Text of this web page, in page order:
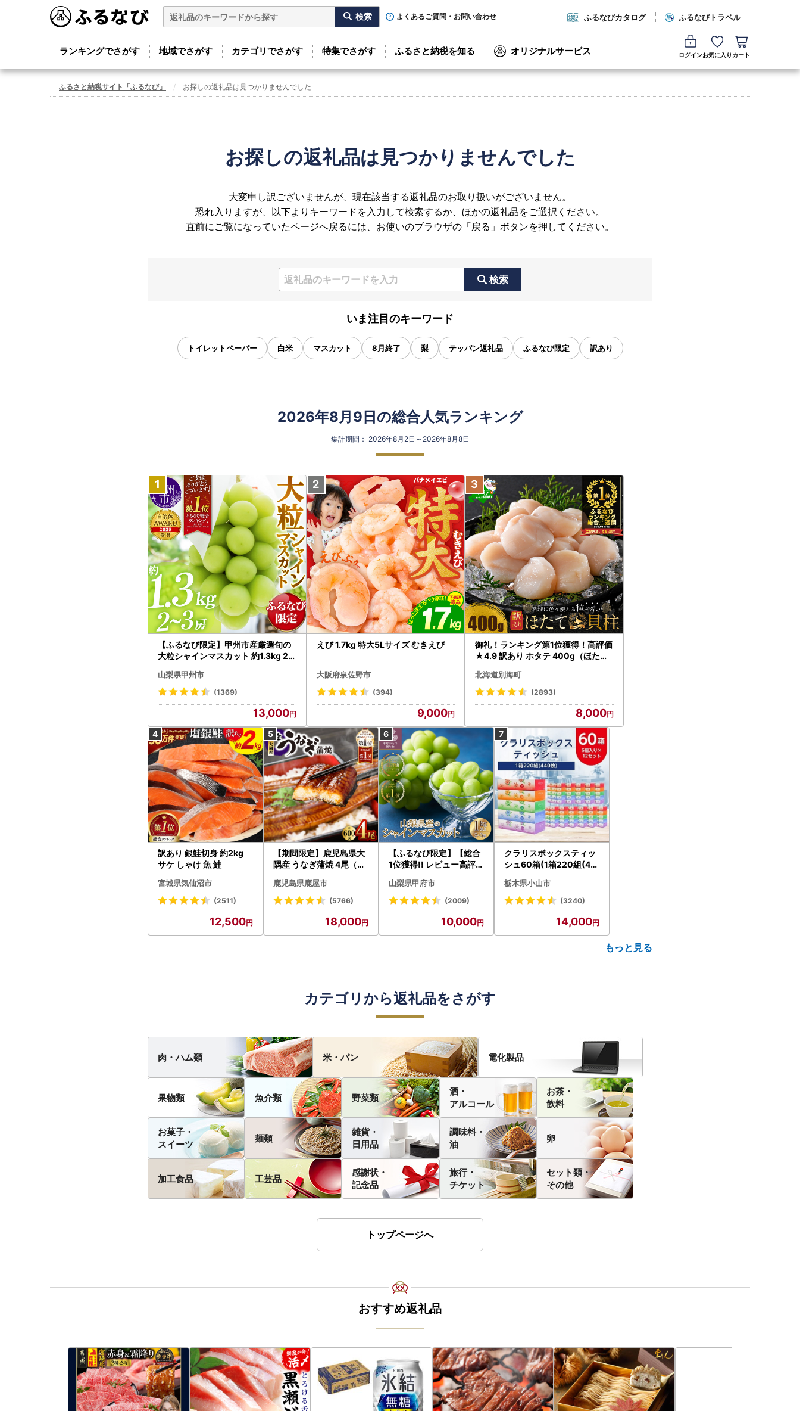
よくあるご質問・お問い合わせ ふるなびカタログ ふるなびトラベル
ランキングでさがす 地域でさがす カテゴリでさがす 特集でさがす ふるさと納税を知る オリジナルサービス ログインお気に入り カート
ふるさと納税サイト「ふるなび」 お探しの返礼品は見つかりませんでした
お探しの返礼品は見つかりませんでした
大変申し訳ございませんが、現在該当する返礼品のお取り扱いがございません。
恐れ入りますが、以下よりキーワードを入力して検索するか、ほかの返礼品をご選択ください。
直前にご覧になっていたページへ戻るには、お使いのブラウザの「戻る」ボタンを押してください。
検索
いま注目のキーワード
トイレットペーパー 白米 マスカット 8月終了 梨 テッパン返礼品 ふるなび限定 訳あり
2026年8月9日の総合人気ランキング
集計期間： 2026年8月2日～2026年8月8日
【ふるなび限定】甲州市産厳選旬の
大粒シャインマスカット 約1.3kg 2
472 FN-Limited-VO シャインマス
カット フルーツ
山梨県甲州市
(1369)
13,000
えび 1.7kg 特大5Lサイズ むきえび
大阪府泉佐野市
(394)
9,000
御礼！ランキング第1位獲得！高評価
★4.9 訳あり ホタテ 400g（ほたて
北海道別海町
(2893)
8,000
訳あり 銀鮭切身 約2kg
サケ しゃけ 魚 鮭
宮城県気仙沼市
(2511)
12,500
【期間限定】鹿児島県大
隅産 うなぎ蒲焼 4尾（60
cp18 うなぎ 鰻 魚 惣菜 総
菜
鹿児島県鹿屋市
(5766)
18,000
【ふるなび限定】【総合
1位獲得!! レビュー高評価
〉山梨県産 シャインマス
カット 2～3房（1.0kg以
N-Limited-SP
山梨県甲府市
(2009)
10,000
クラリスボックスティッ
シュ60箱(1箱220組(44
ト)【配送不可地域：離島
・沖縄県】【1256759】
栃木県小山市
(3240)
14,000
もっと見る
カテゴリから返礼品をさがす
肉・ハム類 米・パン 電化製品
果物類 魚介類 野菜類
酒・
アルコール
お茶・
飲料
お菓子・
スイーツ
麺類
雑貨・
日用品
調味料・
油
卵
加工食品 工芸品
感謝状・
記念品
旅行・
チケット
セット類・
その他
トップページへ
おすすめ返礼品